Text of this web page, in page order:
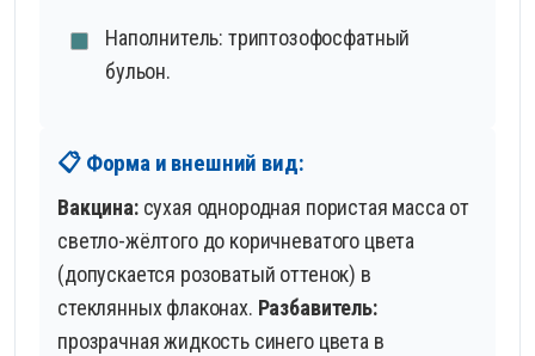
Наполнитель: триптозофосфатный
бульон.
📋 Форма и внешний вид:
Вакцина:сухая однородная пористая масса от
светло-жёлтого до коричневатого цвета
(допускается розоватый оттенок) в
стеклянных флаконах. Разбавитель:
прозрачная жидкость синего цвета в